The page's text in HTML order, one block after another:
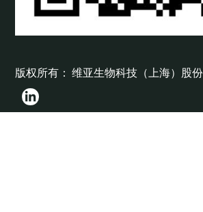
版权所有： 维亚生物科技（上海）股